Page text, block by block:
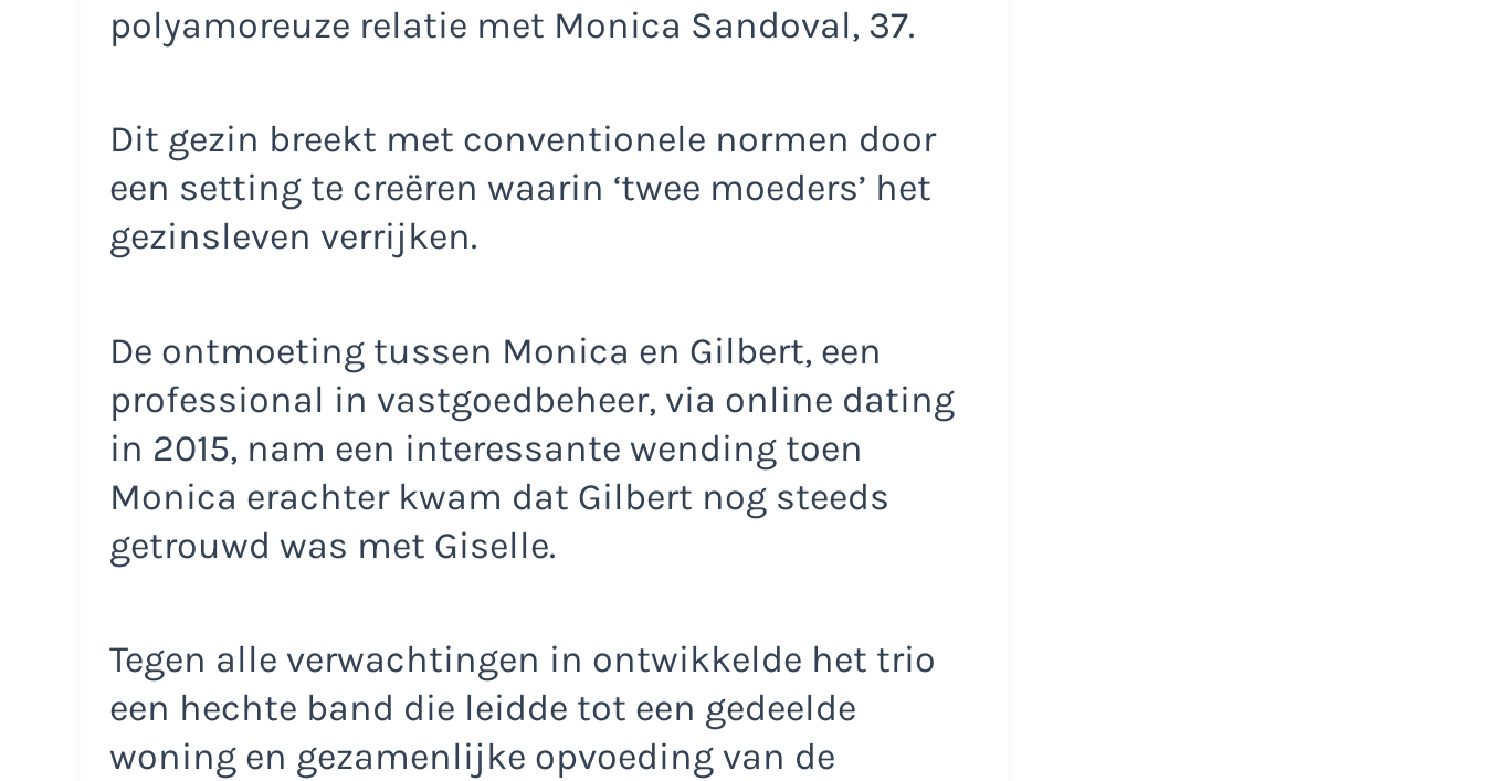
polyamoreuze relatie met Monica Sandoval, 37.
Dit gezin breekt met conventionele normen door
een setting te creëren waarin ‘twee moeders’ het
gezinsleven verrijken.
De ontmoeting tussen Monica en Gilbert, een
professional in vastgoedbeheer, via online dating
in 2015, nam een interessante wending toen
Monica erachter kwam dat Gilbert nog steeds
getrouwd was met Giselle.
Tegen alle verwachtingen in ontwikkelde het trio
een hechte band die leidde tot een gedeelde
woning en gezamenlijke opvoeding van de